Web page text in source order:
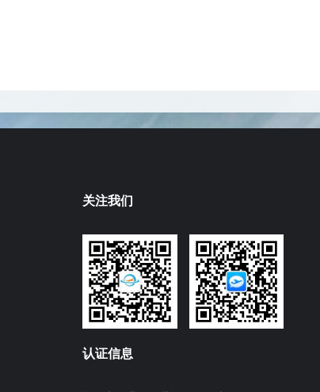
关注我们
认证信息